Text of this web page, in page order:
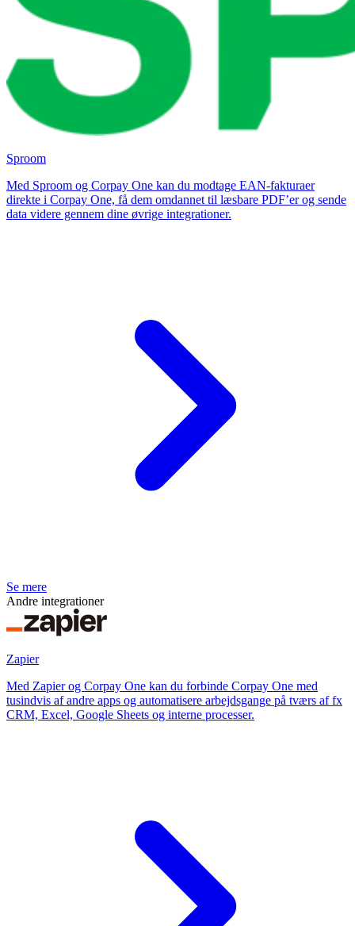
Sproom
Med Sproom og Corpay One kan du modtage EAN-fakturaer
direkte i Corpay One, få dem omdannet til læsbare PDF’er og sende
data videre gennem dine øvrige integrationer.
Se mere
Andre integrationer
Zapier
Med Zapier og Corpay One kan du forbinde Corpay One med
tusindvis af andre apps og automatisere arbejdsgange på tværs af fx
CRM, Excel, Google Sheets og interne processer.